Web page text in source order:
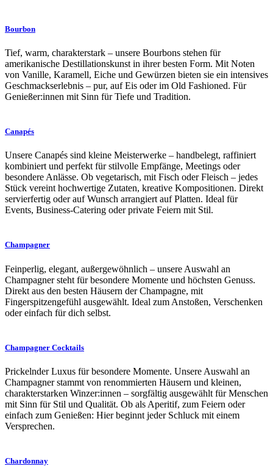
Bourbon
Tief, warm, charakterstark – unsere Bourbons stehen für
amerikanische Destillationskunst in ihrer besten Form. Mit Noten
von Vanille, Karamell, Eiche und Gewürzen bieten sie ein intensives
Geschmackserlebnis – pur, auf Eis oder im Old Fashioned. Für
Genießer:innen mit Sinn für Tiefe und Tradition.
Canapés
Unsere Canapés sind kleine Meisterwerke – handbelegt, raffiniert
kombiniert und perfekt für stilvolle Empfänge, Meetings oder
besondere Anlässe. Ob vegetarisch, mit Fisch oder Fleisch – jedes
Stück vereint hochwertige Zutaten, kreative Kompositionen. Direkt
servierfertig oder auf Wunsch arrangiert auf Platten. Ideal für
Events, Business-Catering oder private Feiern mit Stil.
Champagner
Feinperlig, elegant, außergewöhnlich – unsere Auswahl an
Champagner steht für besondere Momente und höchsten Genuss.
Direkt aus den besten Häusern der Champagne, mit
Fingerspitzengefühl ausgewählt. Ideal zum Anstoßen, Verschenken
oder einfach für dich selbst.
Champagner Cocktails
Prickelnder Luxus für besondere Momente. Unsere Auswahl an
Champagner stammt von renommierten Häusern und kleinen,
charakterstarken Winzer:innen – sorgfältig ausgewählt für Menschen
mit Sinn für Stil und Qualität. Ob als Aperitif, zum Feiern oder
einfach zum Genießen: Hier beginnt jeder Schluck mit einem
Versprechen.
Chardonnay